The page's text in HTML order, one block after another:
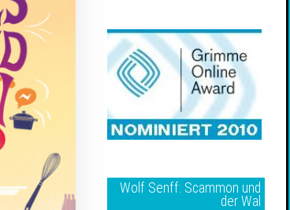
Wolf Senff: Scammon und
der Wal